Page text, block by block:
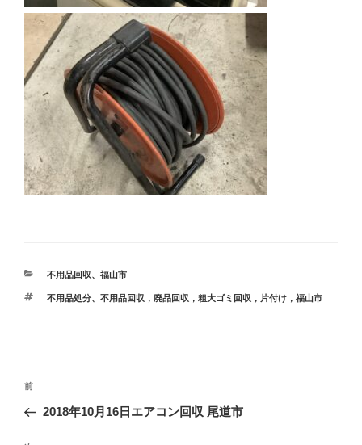
カ
ゴ
不用品回収、 福山市
タ
不用品処分、 不用品回収，廃品回収，粗大ゴミ回収，片付け，福山市
投
ナ
前
の
前
2018年10月16日エアコン回収 尾道市